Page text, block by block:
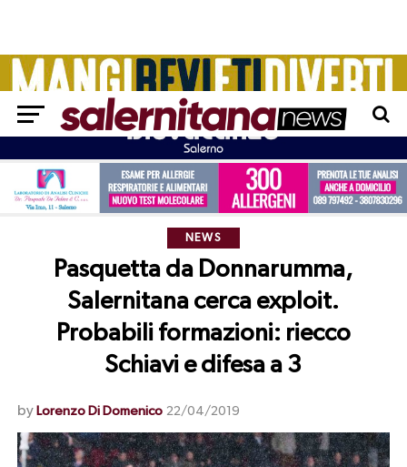
NEWS
Pasquetta da Donnarumma,
Salernitana cerca exploit.
Probabili formazioni: riecco
Schiavi e difesa a 3
by Lorenzo Di Domenico 22/04/2019